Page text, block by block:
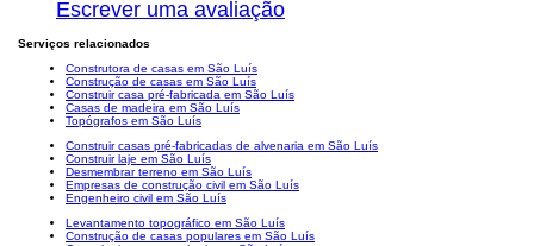
Escrever uma avaliação
Serviços relacionados
Construtora de casas em São Luís
Construção de casas em São Luís
Construir casa pré-fabricada em São Luís
Casas de madeira em São Luís
Topógrafos em São Luís
Construir casas pré-fabricadas de alvenaria em São Luís
Construir laje em São Luís
Desmembrar terreno em São Luís
Empresas de construção civil em São Luís
Engenheiro civil em São Luís
Levantamento topográfico em São Luís
Construção de casas populares em São Luís